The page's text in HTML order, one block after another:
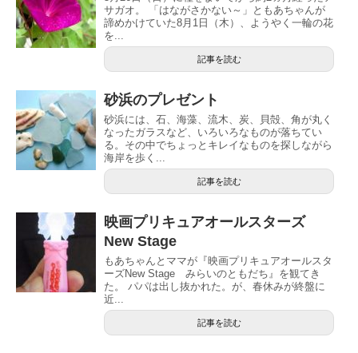
サガオ。 「はながさかない～」ともあちゃんが
諦めかけていた8月1日（木）、ようやく一輪の花
を...
記事を読む
砂浜のプレゼント
砂浜には、石、海藻、流木、炭、貝殻、角が丸く
なったガラスなど、いろいろなものが落ちてい
る。その中でちょっとキレイなものを探しながら
海岸を歩く...
記事を読む
映画プリキュアオールスターズ
New Stage
もあちゃんとママが『映画プリキュアオールスタ
ーズNew Stage みらいのともだち』を観てき
た。 パパは出し抜かれた。が、春休みが終盤に
近...
記事を読む